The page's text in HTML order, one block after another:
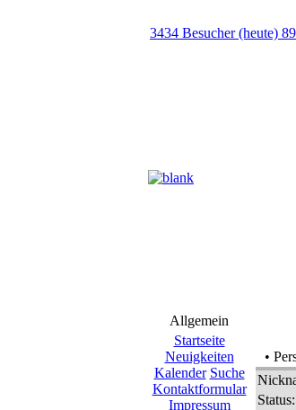
3434 Besucher (heute)
Allgemein
Startseite
Neuigkeiten
Kalender Suche
Kontaktformular
Impressum
•
Status: